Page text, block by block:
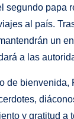
segundo papa
al país.
un
a las
de
y gratitud a